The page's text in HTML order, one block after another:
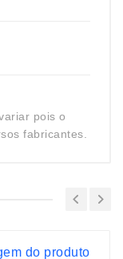
pois o
fabricantes.